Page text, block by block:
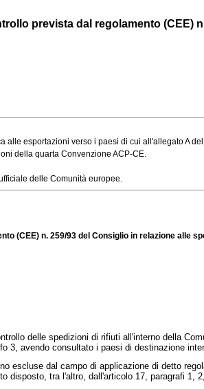
prevista dal regolamento (CEE)
esportazioni verso i paesi di cui all'allegato A del
della quarta Convenzione ACP-CE.
delle Comunità europee.
(CEE) n. 259/93 del Consiglio in relazione alle
delle spedizioni di rifiuti all'interno della
3, avendo consultato i paesi di destinazione
dal campo di applicazione di detto
disposto, tra l'altro, dall'articolo 17, paragrafi 1,